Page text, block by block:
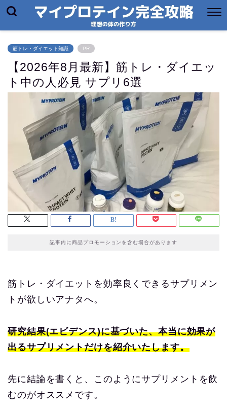
筋トレ・ダイエット知識 PR
【2026年8月最新】筋トレ・ダイエッ
ト中の人必見 サプリ6選
記事内に商品プロモーションを含む場合があります
筋トレ・ダイエットを効率良くできるサプリメン
トが欲しいアナタへ。
研究結果(エビデンス)に基づいた、本当に効果が
出るサプリメントだけを紹介いたします。
先に結論を書くと、このようにサプリメントを飲
むのがオススメです。